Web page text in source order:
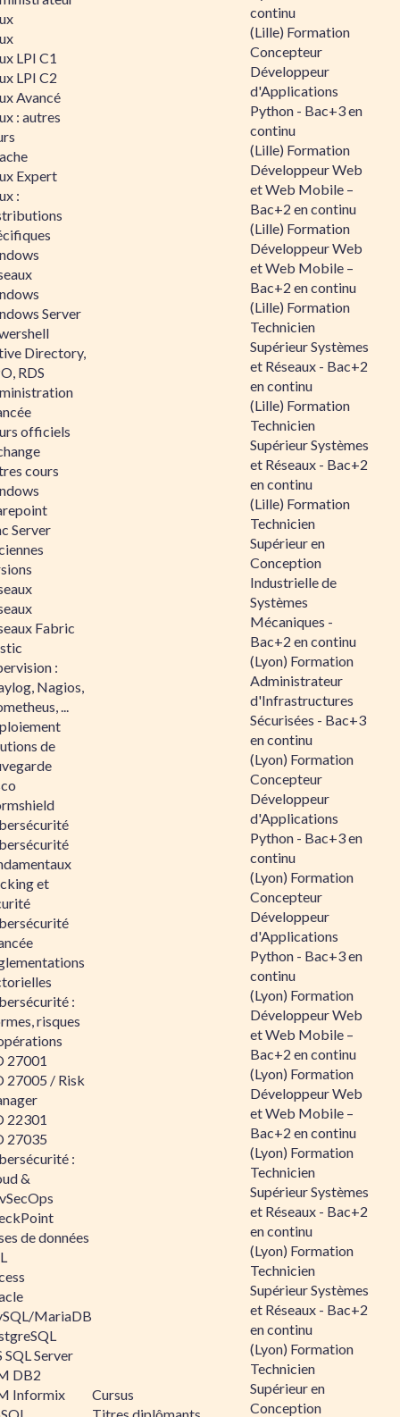
LPI C1
LPI C2
Avancé
: autres
Expert
:
Server
Directory,
RDS
officiels
cours
Server
Fabric
:
Nagios,
...
de
et
:
risques
27001
27005 / Risk
22301
27035
:
&
de données
MariaDB
SQL Server
DB2
Informix
Cursus
continu
(Lille) Formation
Concepteur
Développeur
d'Applications
Python - Bac+3 en
continu
(Lille) Formation
Développeur Web
et Web Mobile –
Bac+2 en continu
(Lille) Formation
Développeur Web
et Web Mobile –
Bac+2 en continu
(Lille) Formation
Technicien
Supérieur Systèmes
et Réseaux - Bac+2
en continu
(Lille) Formation
Technicien
Supérieur Systèmes
et Réseaux - Bac+2
en continu
(Lille) Formation
Technicien
Supérieur en
Conception
Industrielle de
Systèmes
Mécaniques -
Bac+2 en continu
(Lyon) Formation
Administrateur
d'Infrastructures
Sécurisées - Bac+3
en continu
(Lyon) Formation
Concepteur
Développeur
d'Applications
Python - Bac+3 en
continu
(Lyon) Formation
Concepteur
Développeur
d'Applications
Python - Bac+3 en
continu
(Lyon) Formation
Développeur Web
et Web Mobile –
Bac+2 en continu
(Lyon) Formation
Développeur Web
et Web Mobile –
Bac+2 en continu
(Lyon) Formation
Technicien
Supérieur Systèmes
et Réseaux - Bac+2
en continu
(Lyon) Formation
Technicien
Supérieur Systèmes
et Réseaux - Bac+2
en continu
(Lyon) Formation
Technicien
Supérieur en
Conception